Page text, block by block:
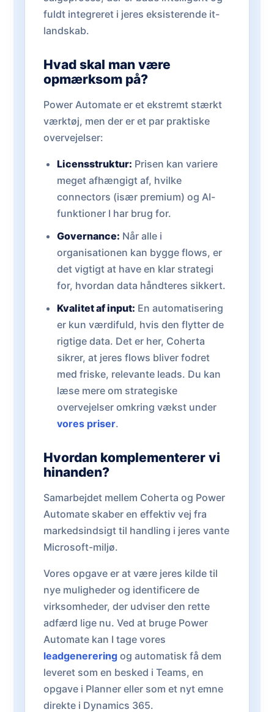
fuldt integreret i jeres eksisterende it-
landskab.
Hvad skal man være
opmærksom på?
Power Automate er et ekstremt stærkt
værktøj, men der er et par praktiske
overvejelser:
Licensstruktur: Prisen kan variere
meget afhængigt af, hvilke
connectors (især premium) og AI-
funktioner I har brug for.
Governance: Når alle i
organisationen kan bygge flows, er
det vigtigt at have en klar strategi
for, hvordan data håndteres sikkert.
Kvalitet af input: En automatisering
er kun værdifuld, hvis den flytter de
rigtige data. Det er her, Coherta
sikrer, at jeres flows bliver fodret
med friske, relevante leads. Du kan
læse mere om strategiske
overvejelser omkring vækst under
vores priser.
Hvordan komplementerer vi
hinanden?
Samarbejdet mellem Coherta og Power
Automate skaber en effektiv vej fra
markedsindsigt til handling i jeres vante
Microsoft-miljø.
Vores opgave er at være jeres kilde til
nye muligheder og identificere de
virksomheder, der udviser den rette
adfærd lige nu. Ved at bruge Power
Automate kan I tage vores
leadgenerering og automatisk få dem
leveret som en besked i Teams, en
opgave i Planner eller som et nyt emne
direkte i Dynamics 365.